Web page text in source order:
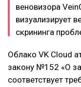
веновизора
визуализирует
скрининга
Облако VK Cloud
закону №152 «О
соответствует